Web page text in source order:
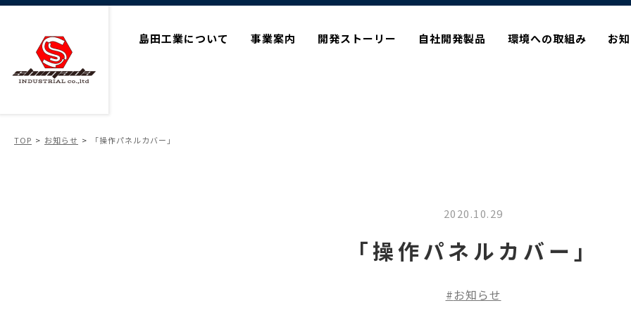
島田工業について 事業案内 開発ストーリー 自社開発製品 環境への取組み お
TOP お知らせ 「操作パネルカバー」
2020.10.29
「操作パネルカバー」
お知らせ